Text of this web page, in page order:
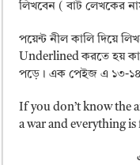
লিখবেন ( বাট লেখকের
পয়েন্ট নীল কালি দিয়ে
Underlined করতে হয়
পড়ে। এক পেইজ এ ১৩-১৪
If you don’t know the
a war and everything